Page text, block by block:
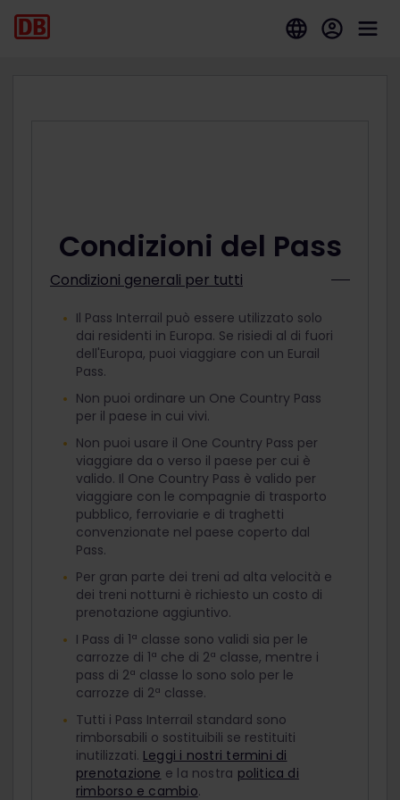
Condizioni del Pass
Condizioni generali per tutti
Il Pass Interrail può essere utilizzato solo
dai residenti in Europa. Se risiedi al di fuori
dell'Europa, puoi viaggiare con un Eurail
Pass.
Non puoi ordinare un One Country Pass
per il paese in cui vivi.
Non puoi usare il One Country Pass per
viaggiare da o verso il paese per cui è
valido. Il One Country Pass è valido per
viaggiare con le compagnie di trasporto
pubblico, ferroviarie e di traghetti
convenzionate nel paese coperto dal
Pass.
Per gran parte dei treni ad alta velocità e
dei treni notturni è richiesto un costo di
prenotazione aggiuntivo.
I Pass di 1ª classe sono validi sia per le
carrozze di 1ª che di 2ª classe, mentre i
pass di 2ª classe lo sono solo per le
carrozze di 2ª classe.
Tutti i Pass Interrail standard sono
rimborsabili o sostituibili se restituiti
inutilizzati. Leggi i nostri termini di
prenotazione e la nostra politica di
rimborso e cambio.